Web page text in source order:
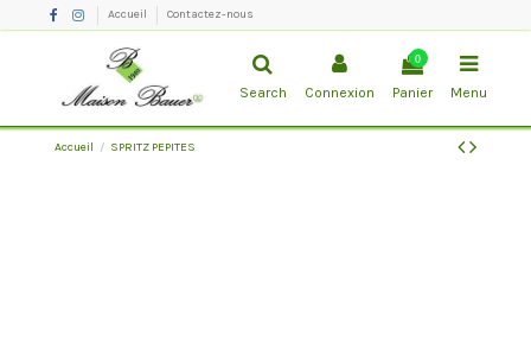
Accueil Contactez-nous
Search Connexion
0
Panier Menu
Accueil SPRITZ PEPITES